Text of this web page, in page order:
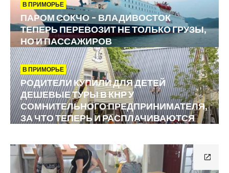
В ПРИМОРЬЕ
ПАРОМ СОКЧО – ВЛАДИВОСТОК
ТЕПЕРЬ ПЕРЕВОЗИТ НЕ ТОЛЬКО ГРУЗЫ,
НО И ПАССАЖИРОВ
В ПРИМОРЬЕ
РОДИТЕЛИ КУПИЛИ ДЛЯ ДЕТЕЙ
ДЕШЕВЫЕ ТУРЫ В КНР У
СОМНИТЕЛЬНОГО ПРЕДПРИНИМАТЕЛЯ,
ЗА ЧТО ТЕПЕРЬ И РАСПЛАЧИВАЮТСЯ